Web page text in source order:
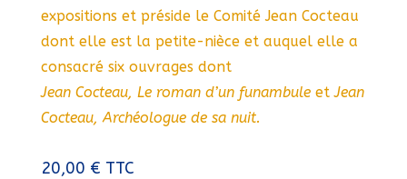
expositions et préside le Comité Jean Cocteau
dont elle est la petite-nièce et auquel elle a
consacré six ouvrages dont
Jean Cocteau, Le roman d’un funambuleetJean
Cocteau, Archéologue de sa nuit.
20,00 € TTC